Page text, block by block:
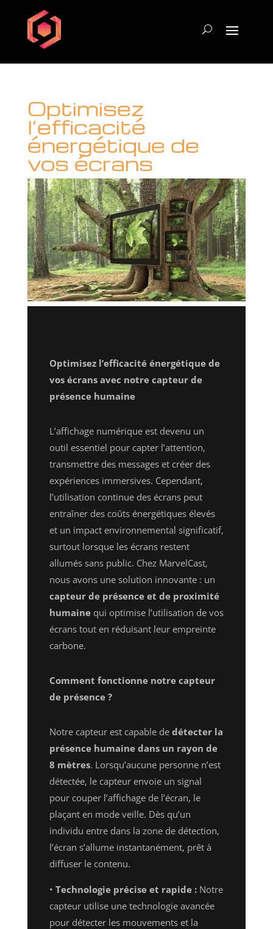
Optimisez
l’efficacité
énergétique de
vos écrans
Optimisez l’efficacité énergétique de
vos écrans avec notre capteur de
présence humaine
L’affichage numérique est devenu un
outil essentiel pour capter l’attention,
transmettre des messages et créer des
expériences immersives. Cependant,
l’utilisation continue des écrans peut
entraîner des coûts énergétiques élevés
et un impact environnemental significatif,
surtout lorsque les écrans restent
allumés sans public. Chez MarvelCast,
nous avons une solution innovante : un
capteur de présence et de proximité
humainequi optimise l’utilisation de vos
écrans tout en réduisant leur empreinte
carbone.
Comment fonctionne notre capteur
de présence ?
Notre capteur est capable de détecter la
présence humaine dans un rayon de
8 mètres. Lorsqu’aucune personne n’est
détectée, le capteur envoie un signal
pour couper l’affichage de l’écran, le
plaçant en mode veille. Dès qu’un
individu entre dans la zone de détection,
l’écran s’allume instantanément, prêt à
diffuser le contenu.
• Technologie précise et rapide :Notre
capteur utilise une technologie avancée
pour détecter les mouvements et la